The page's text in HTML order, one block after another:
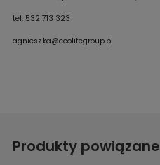
tel: 532 713 323
agnieszka@ecolifegroup.pl
Produkty powiązane